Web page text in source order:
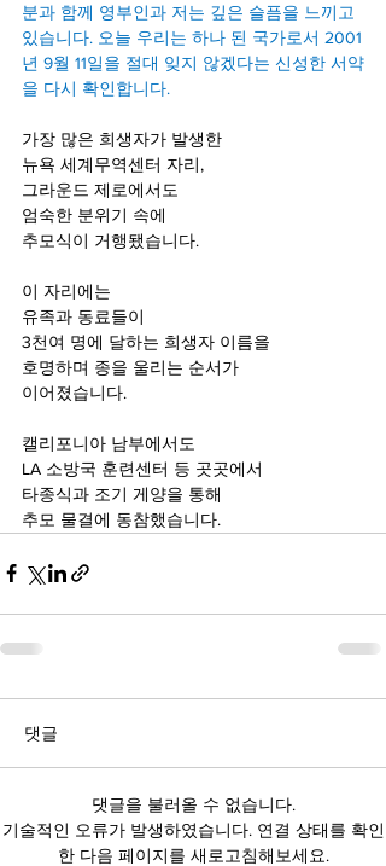
분과 함께 영부인과 저는 깊은 슬픔을 느끼고
있습니다. 오늘 우리는 하나 된 국가로서 2001
년 9월 11일을 절대 잊지 않겠다는 신성한 서약
을 다시 확인합니다.
가장 많은 희생자가 발생한
뉴욕 세계무역센터 자리,
그라운드 제로에서도
엄숙한 분위기 속에
추모식이 거행됐습니다.
이 자리에는
유족과 동료들이
3천여 명에 달하는 희생자 이름을
호명하며 종을 울리는 순서가
이어졌습니다.
캘리포니아 남부에서도
LA 소방국 훈련센터 등 곳곳에서
타종식과 조기 게양을 통해
추모 물결에 동참했습니다.
댓글
댓글을 불러올 수 없습니다.
기술적인 오류가 발생하였습니다. 연결 상태를 확인
한 다음 페이지를 새로고침해보세요.